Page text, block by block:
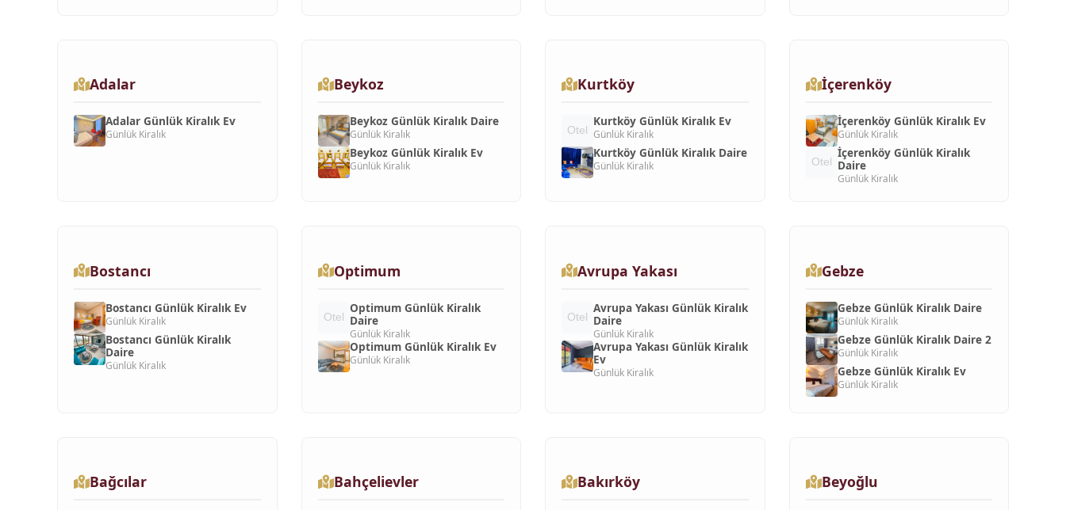
Adalar
Adalar Günlük Kiralık Ev
Günlük Kiralık
Beykoz
Beykoz Günlük Kiralık Daire
Günlük Kiralık
Beykoz Günlük Kiralık Ev
Günlük Kiralık
Kurtköy
Kurtköy Günlük Kiralık Ev
Günlük Kiralık
Kurtköy Günlük Kiralık Daire
Günlük Kiralık
İçerenköy
İçerenköy Günlük Kiralık Ev
Günlük Kiralık
İçerenköy Günlük Kiralık
Daire
Günlük Kiralık
Bostancı
Bostancı Günlük Kiralık Ev
Günlük Kiralık
Bostancı Günlük Kiralık
Daire
Günlük Kiralık
Optimum
Optimum Günlük Kiralık
Daire
Günlük Kiralık
Optimum Günlük Kiralık Ev
Günlük Kiralık
Avrupa Yakası
Avrupa Yakası Günlük Kiralık
Daire
Günlük Kiralık
Avrupa Yakası Günlük Kiralık
Ev
Günlük Kiralık
Gebze
Gebze Günlük Kiralık Daire
Günlük Kiralık
Gebze Günlük Kiralık Daire 2
Günlük Kiralık
Gebze Günlük Kiralık Ev
Günlük Kiralık
Bağcılar Bahçelievler Bakırköy Beyoğlu